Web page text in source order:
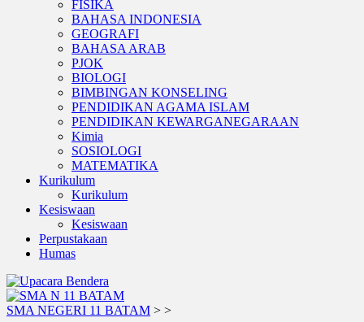
FISIKA
BAHASA INDONESIA
GEOGRAFI
BAHASA ARAB
PJOK
BIOLOGI
BIMBINGAN KONSELING
PENDIDIKAN AGAMA ISLAM
PENDIDIKAN KEWARGANEGARAAN
Kimia
SOSIOLOGI
MATEMATIKA
Kurikulum
Kurikulum
Kesiswaan
Kesiswaan
Perpustakaan
Humas
SMA NEGERI 11 BATAM > >